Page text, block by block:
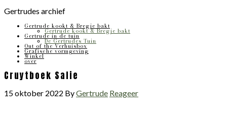
Gertrudes archief
Gertrude kookt & Bregje bakt
Gertrude kookt & Bregje bakt
Gertrude in de tuin
De Gertrudes Tuin
Out of the Verhuisbox
Grafische vormgeving
Winkel
over
Cruytboek Salie
15 oktober 2022 ByGertrude Reageer